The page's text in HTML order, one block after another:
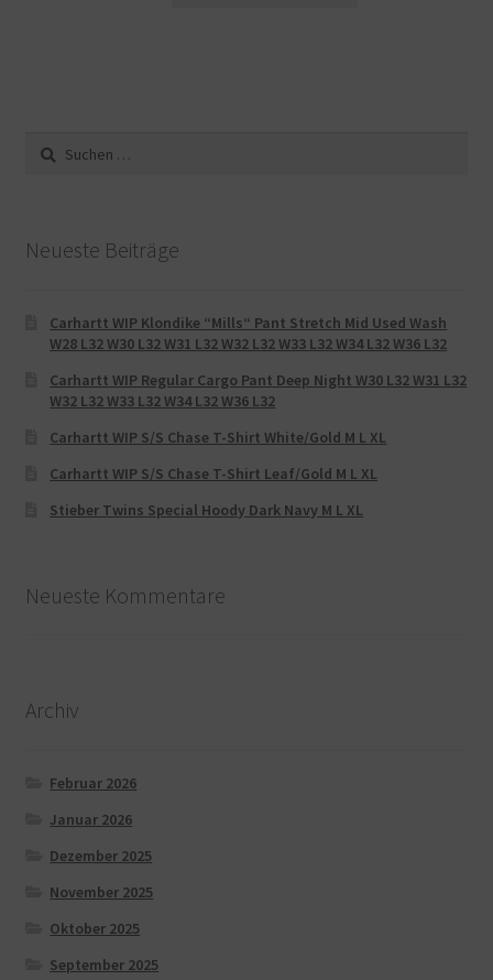
Suche
nach:
Neueste Beiträge
Carhartt WIP Klondike “Mills“ Pant Stretch Mid Used Wash
W28 L32 W30 L32 W31 L32 W32 L32 W33 L32 W34 L32 W36 L32
Carhartt WIP Regular Cargo Pant Deep Night W30 L32 W31 L32
W32 L32 W33 L32 W34 L32 W36 L32
Carhartt WIP S/S Chase T-Shirt White/Gold M L XL
Carhartt WIP S/S Chase T-Shirt Leaf/Gold M L XL
Stieber Twins Special Hoody Dark Navy M L XL
Neueste Kommentare
Archiv
Februar 2026
Januar 2026
Dezember 2025
November 2025
Oktober 2025
September 2025